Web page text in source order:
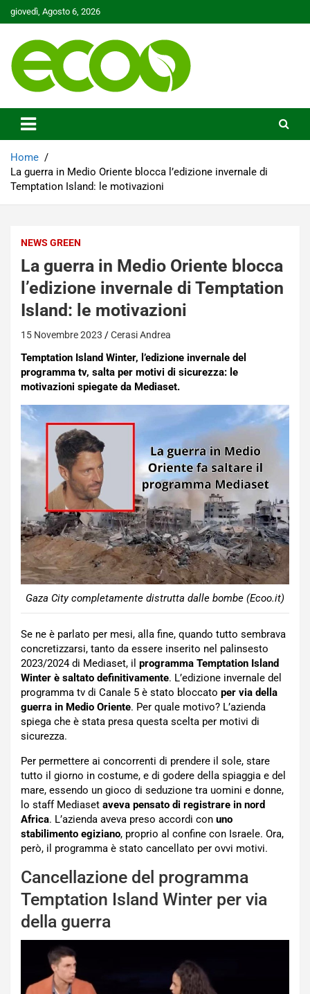
Skip
to
giovedì, Agosto 6, 2026
Ecoo.it
Home
La guerra in Medio Oriente blocca l’edizione invernale di
Temptation Island: le motivazioni
NEWS GREEN
La guerra in Medio Oriente blocca
l’edizione invernale di Temptation
Island: le motivazioni
15 Novembre 2023 Cerasi Andrea
Temptation Island Winter, l’edizione invernale del
programma tv, salta per motivi di sicurezza: le
motivazioni spiegate da Mediaset.
Gaza City completamente distrutta dalle bombe (Ecoo.it)
Se ne è parlato per mesi, alla fine, quando tutto sembrava
concretizzarsi, tanto da essere inserito nel palinsesto
2023/2024 di Mediaset, il programma Temptation Island
Winter è saltato definitivamente. L’edizione invernale del
programma tv di Canale 5 è stato bloccato per via della
guerra in Medio Oriente. Per quale motivo? L’azienda
spiega che è stata presa questa scelta per motivi di
sicurezza.
Per permettere ai concorrenti di prendere il sole, stare
tutto il giorno in costume, e di godere della spiaggia e del
mare, essendo un gioco di seduzione tra uomini e donne,
lo staff Mediaset aveva pensato di registrare in nord
Africa. L’azienda aveva preso accordi con uno
stabilimento egiziano, proprio al confine con Israele. Ora,
però, il programma è stato cancellato per ovvi motivi.
Cancellazione del programma
Temptation Island Winter per via
della guerra